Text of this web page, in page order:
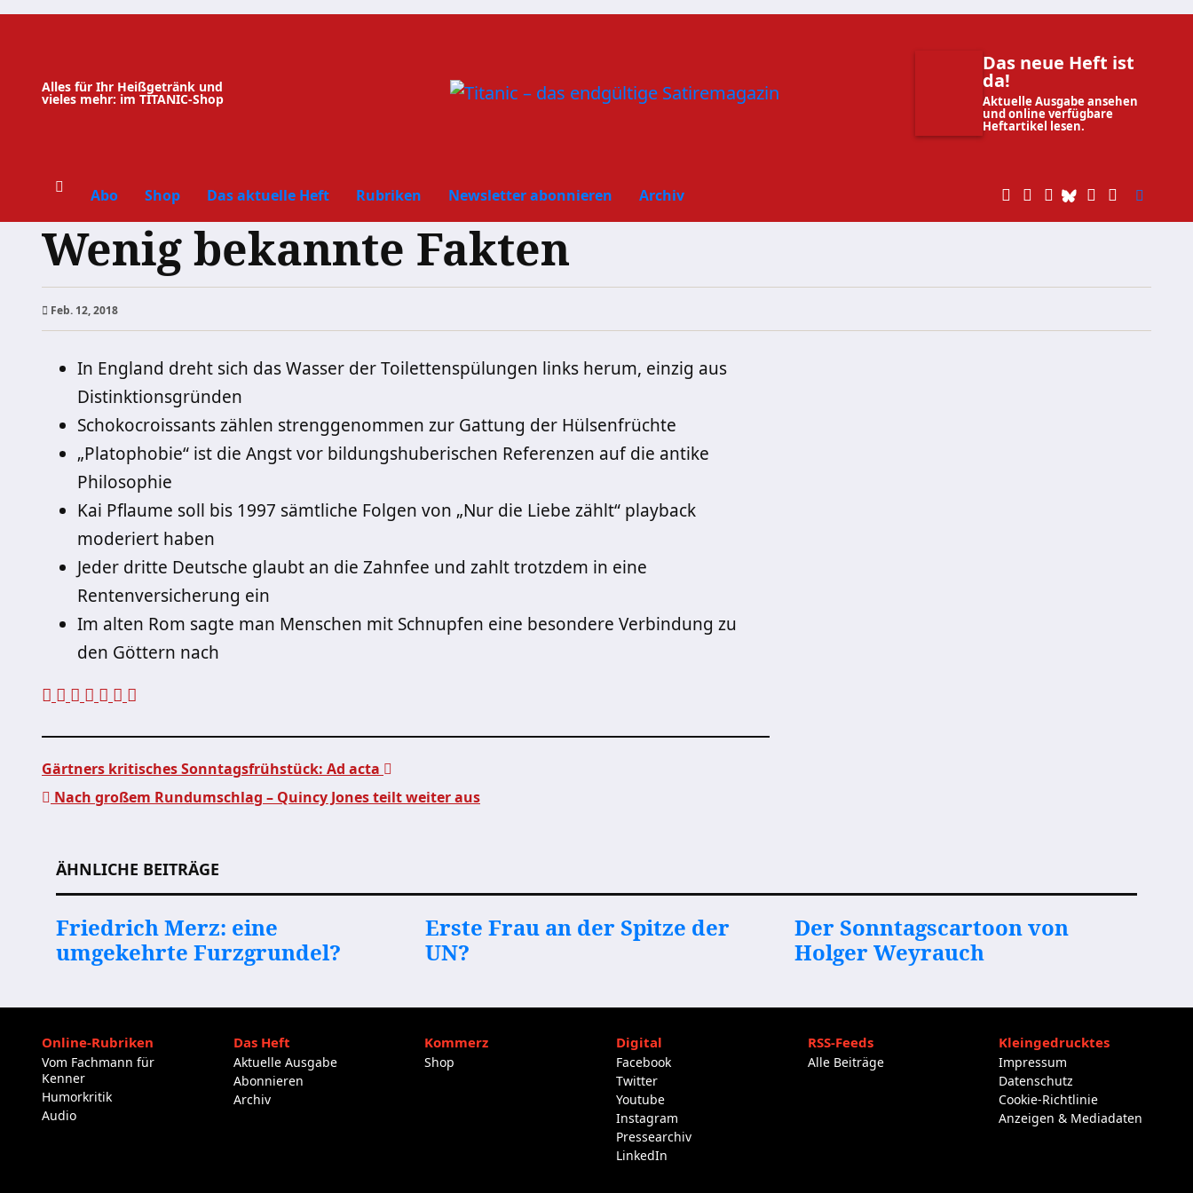
Zum
Alles für Ihr Heißgetränk und
vieles mehr: im TITANIC-Shop
Das neue Heft ist
da!
Aktuelle Ausgabe ansehen
und online verfügbare
Heftartikel lesen.
Abo Shop Das aktuelle Heft Rubriken Newsletter abonnieren Archiv
Wenig bekannte Fakten
Feb. 12, 2018
In England dreht sich das Wasser der Toilettenspülungen links herum, einzig aus
Distinktionsgründen
Schokocroissants zählen strenggenommen zur Gattung der Hülsenfrüchte
„Platophobie“ ist die Angst vor bildungshuberischen Referenzen auf die antike
Philosophie
Kai Pflaume soll bis 1997 sämtliche Folgen von „Nur die Liebe zählt“ playback
moderiert haben
Jeder dritte Deutsche glaubt an die Zahnfee und zahlt trotzdem in eine
Rentenversicherung ein
Im alten Rom sagte man Menschen mit Schnupfen eine besondere Verbindung zu
den Göttern nach
Gärtners kritisches Sonntagsfrühstück: Ad acta
Nach großem Rundumschlag – Quincy Jones teilt weiter aus
ÄHNLICHE BEITRÄGE
Friedrich Merz: eine
umgekehrte Furzgrundel?
Erste Frau an der Spitze der
UN?
Der Sonntagscartoon von
Holger Weyrauch
Online-Rubriken
Vom Fachmann für
Kenner
Humorkritik
Audio
Das Heft
Aktuelle Ausgabe
Abonnieren
Archiv
Kommerz
Shop
Digital
Facebook
Twitter
Youtube
Instagram
Pressearchiv
LinkedIn
RSS-Feeds
Alle Beiträge
Kleingedrucktes
Impressum
Datenschutz
Cookie-Richtlinie
Anzeigen & Mediadaten